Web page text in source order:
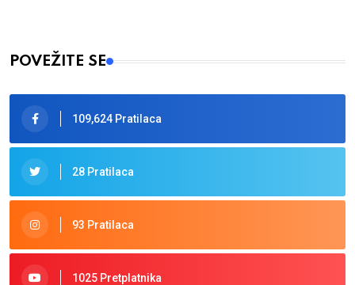
POVEŽITE SE
109,624 Pratilaca
28 Pratilaca
93 Pratilaca
1025 Pretplatnika